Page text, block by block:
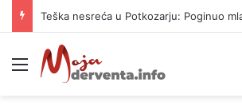
Teška nesreća u Potkozarju: Poginuo
Meni